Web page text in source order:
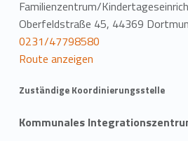
Familienzentrum/
Oberfeldstraße 45, 44369
0231/47798580
Route anzeigen
Zuständige Koordinierungsstelle
Kommunales